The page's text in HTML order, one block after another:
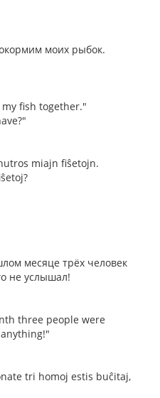
моих рыбок.
fish together."
miajn fiŝetojn.
месяце трёх человек
не услышал!
three people were
tri homoj estis buĉitaj,